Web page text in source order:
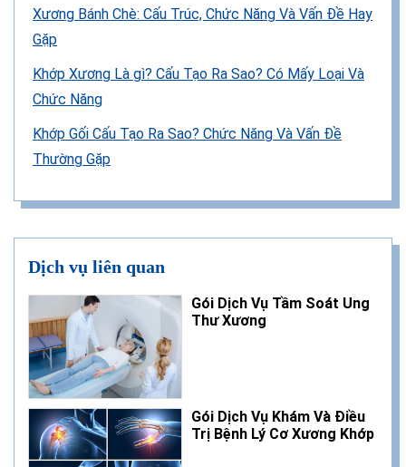
Xương Bánh Chè: Cấu Trúc, Chức Năng Và Vấn Đề Hay
Gặp
Khớp Xương Là gì? Cấu Tạo Ra Sao? Có Mấy Loại Và
Chức Năng
Khớp Gối Cấu Tạo Ra Sao? Chức Năng Và Vấn Đề
Thường Gặp
Dịch vụ liên quan
Gói Dịch Vụ Tầm Soát Ung
Thư Xương
Gói Dịch Vụ Khám Và Điều
Trị Bệnh Lý Cơ Xương Khớp